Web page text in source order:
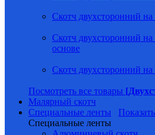
Скотч двухсторонний
Скотч двухсторонний
основе
Скотч двухсторонний на
Посмотреть все товары
Малярный скотч
Специальные ленты
Специальные ленты